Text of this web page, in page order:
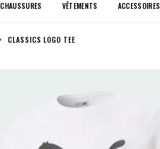
CHAUSSURES VÊTEMENTS ACCESSOIRES
CLASSICS LOGO TEE